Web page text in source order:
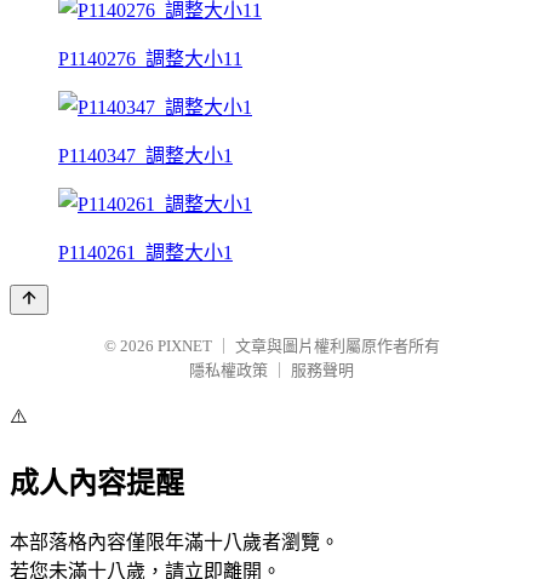
P1140276_調整大小11
P1140347_調整大小1
P1140261_調整大小1
© 2026 PIXNET
文章與圖片權利屬原作者所有
隱私權政策
服務聲明
⚠️
成人內容提醒
本部落格內容僅限年滿十八歲者瀏覽。
若您未滿十八歲，請立即離開。